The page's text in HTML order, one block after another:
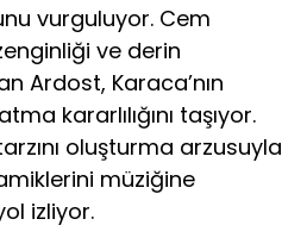
vurguluyor. Cem
ve derin
Ardost, Karaca’nın
kararlılığını taşıyor.
oluşturma arzusuyla
müziğine
izliyor.